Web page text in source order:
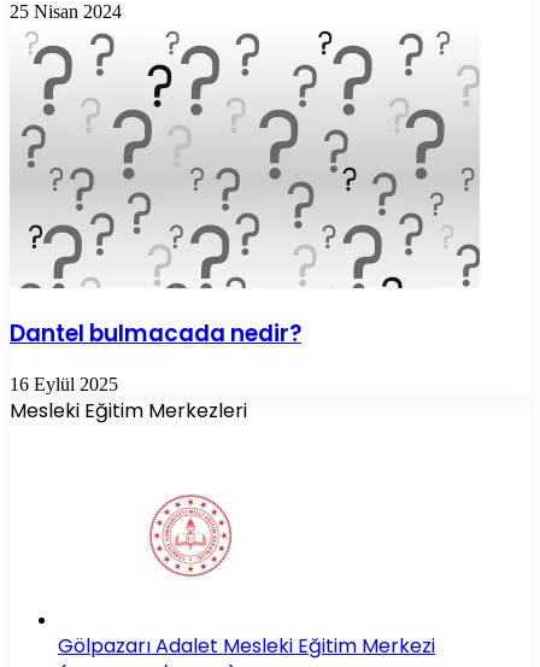
25 Nisan 2024
Dantel bulmacada nedir?
16 Eylül 2025
Mesleki Eğitim Merkezleri
Gölpazarı Adalet Mesleki Eğitim Merkezi